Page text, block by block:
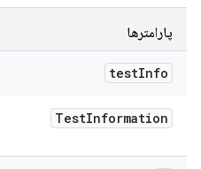
پارامترها
testInfo
TestInformation